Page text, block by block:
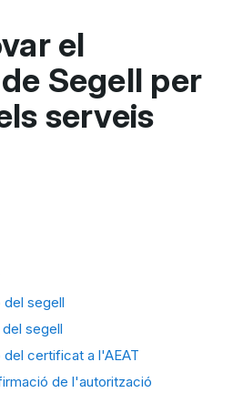
g
el
Segell per
serveis
del segell
segell
del certificat a l'AEAT
de l'autorització